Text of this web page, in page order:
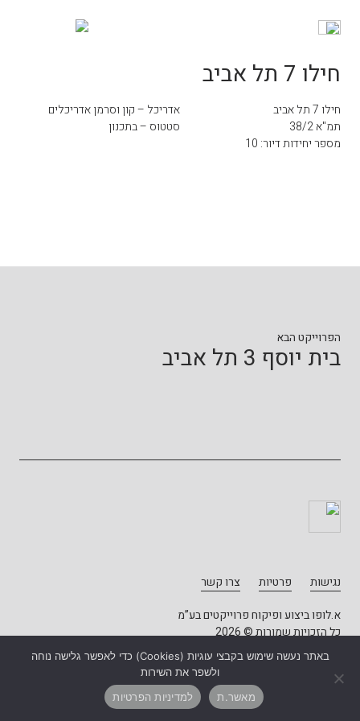
חילו 7 תל אביב
חילו 7 תל אביב
תמ"א 38/2
מספר יחידות דיור: 10
אדריכל – קון וסרמן אדריכלים
סטטוס – בתכנון
הפרוייקט הבא
בית יוסף 3 תל אביב
נגישות פרטיות
צרו קשר
א.לופו ביצוע ופיקוח פרוייקטים בע”מ
כל הזכויות שמורות © 2026
עיצוב - יונתן דוד
פיתוח: אטי הדר
באתר נעשה שימוש בקבצי עוגיות (Cookies) כדי לאפשר גלישה נוחה
ולשפר את השירות
מאשר.ת
למדיניות הפרטיות